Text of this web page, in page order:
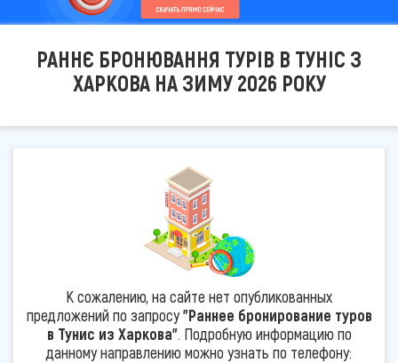
РАННЄ БРОНЮВАННЯ ТУРІВ В ТУНІС З
ХАРКОВА НА ЗИМУ 2026 РОКУ
К сожалению, на сайте нет опубликованных
предложений по запросу"Раннее бронирование туров
в Тунис из Харкова". Подробную информацию по
данному направлению можно узнать по телефону: